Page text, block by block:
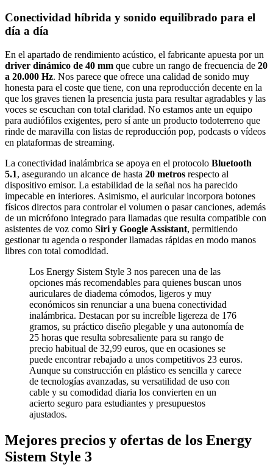
Conectividad híbrida y sonido equilibrado para el
día a día
En el apartado de rendimiento acústico, el fabricante apuesta por un
driver dinámico de 40 mm que cubre un rango de frecuencia de 20
a 20.000 Hz. Nos parece que ofrece una calidad de sonido muy
honesta para el coste que tiene, con una reproducción decente en la
que los graves tienen la presencia justa para resultar agradables y las
voces se escuchan con total claridad. No estamos ante un equipo
para audiófilos exigentes, pero sí ante un producto todoterreno que
rinde de maravilla con listas de reproducción pop, podcasts o vídeos
en plataformas de streaming.
La conectividad inalámbrica se apoya en el protocolo Bluetooth
5.1, asegurando un alcance de hasta 20 metros respecto al
dispositivo emisor. La estabilidad de la señal nos ha parecido
impecable en interiores. Asimismo, el auricular incorpora botones
físicos directos para controlar el volumen o pasar canciones, además
de un micrófono integrado para llamadas que resulta compatible con
asistentes de voz como Siri y Google Assistant, permitiendo
gestionar tu agenda o responder llamadas rápidas en modo manos
libres con total comodidad.
Los Energy Sistem Style 3 nos parecen una de las
opciones más recomendables para quienes buscan unos
auriculares de diadema cómodos, ligeros y muy
económicos sin renunciar a una buena conectividad
inalámbrica. Destacan por su increíble ligereza de 176
gramos, su práctico diseño plegable y una autonomía de
25 horas que resulta sobresaliente para su rango de
precio habitual de 32,99 euros, que en ocasiones se
puede encontrar rebajado a unos competitivos 23 euros.
Aunque su construcción en plástico es sencilla y carece
de tecnologías avanzadas, su versatilidad de uso con
cable y su comodidad diaria los convierten en un
acierto seguro para estudiantes y presupuestos
ajustados.
Mejores precios y ofertas de los Energy
Sistem Style 3